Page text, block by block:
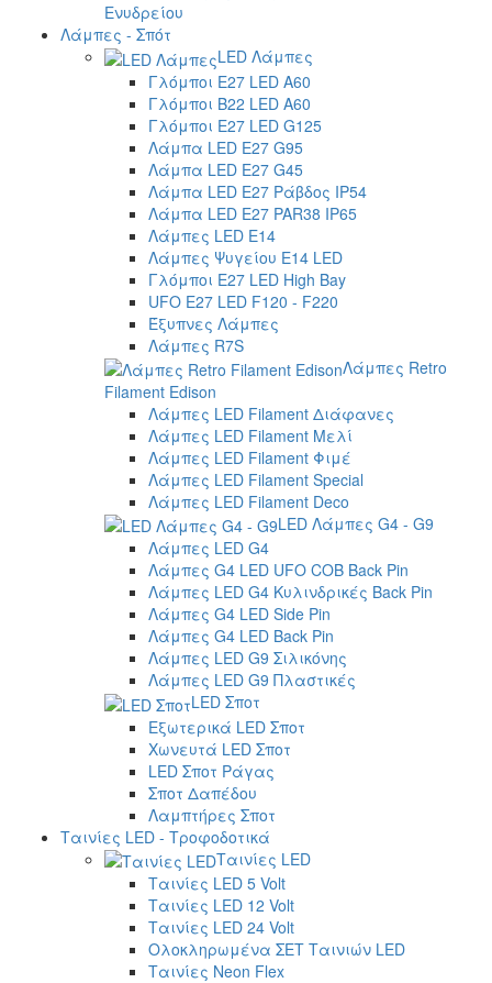
Ενυδρείου
Λάμπες - Σπότ
LED Λάμπες
Γλόμποι E27 LED A60
Γλόμποι B22 LED A60
Γλόμποι E27 LED G125
Λάμπα LED E27 G95
Λάμπα LED E27 G45
Λάμπα LED E27 Ράβδος IP54
Λάμπα LED E27 PAR38 IP65
Λάμπες LED E14
Λάμπες Ψυγείου E14 LED
Γλόμποι E27 LED High Bay
UFO E27 LED F120 - F220
Έξυπνες Λάμπες
Λάμπες R7S
Λάμπες Retro
Filament Edison
Λάμπες LED Filament Διάφανες
Λάμπες LED Filament Μελί
Λάμπες LED Filament Φιμέ
Λάμπες LED Filament Special
Λάμπες LED Filament Deco
LED Λάμπες G4 - G9
Λάμπες LED G4
Λάμπες G4 LED UFO COB Back Pin
Λάμπες LED G4 Κυλινδρικές Back Pin
Λάμπες G4 LED Side Pin
Λάμπες G4 LED Back Pin
Λάμπες LED G9 Σιλικόνης
Λάμπες LED G9 Πλαστικές
LED Σποτ
Εξωτερικά LED Σποτ
Χωνευτά LED Σποτ
LED Σποτ Ράγας
Σποτ Δαπέδου
Λαμπτήρες Σποτ
Ταινίες LED - Τροφοδοτικά
Ταινίες LED
Ταινίες LED 5 Volt
Ταινίες LED 12 Volt
Ταινίες LED 24 Volt
Ολοκληρωμένα ΣΕΤ Ταινιών LED
Ταινίες Neon Flex